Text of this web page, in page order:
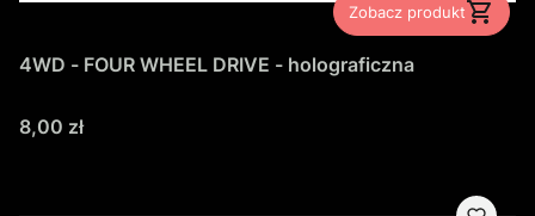
Zobacz produkt
4WD - FOUR WHEEL DRIVE - holograficzna
Cena
8,00 zł